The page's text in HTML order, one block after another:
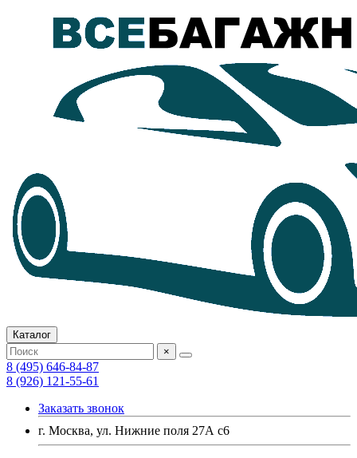
Каталог
×
8 (495) 646-84-87
8 (926) 121-55-61
Заказать звонок
г. Москва, ул. Нижние поля 27А с6